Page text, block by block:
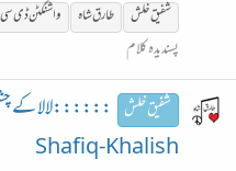
شفیقخلش طارق شاہ واشنگٹن ڈی سی
پسندیدہ کلام
شفیق خلش ::::::لالا کے
Shafiq-Khalish